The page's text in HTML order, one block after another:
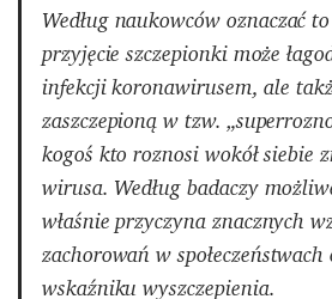
Według naukowców oznaczać
przyjęcie szczepionki może
infekcji koronawirusem, ale
zaszczepioną w tzw.
kogoś kto roznosi wokół siebie
wirusa. Według badaczy
właśnie przyczyna znacznych
zachorowań w
wskaźniku wyszczepienia.